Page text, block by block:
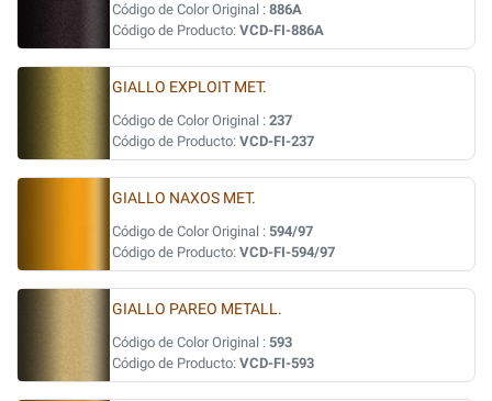
Código de Color Original : 886A
Código de Producto: VCD-FI-886A
GIALLO EXPLOIT MET.
Código de Color Original : 237
Código de Producto: VCD-FI-237
GIALLO NAXOS MET.
Código de Color Original : 594/97
Código de Producto: VCD-FI-594/97
GIALLO PAREO METALL.
Código de Color Original : 593
Código de Producto: VCD-FI-593